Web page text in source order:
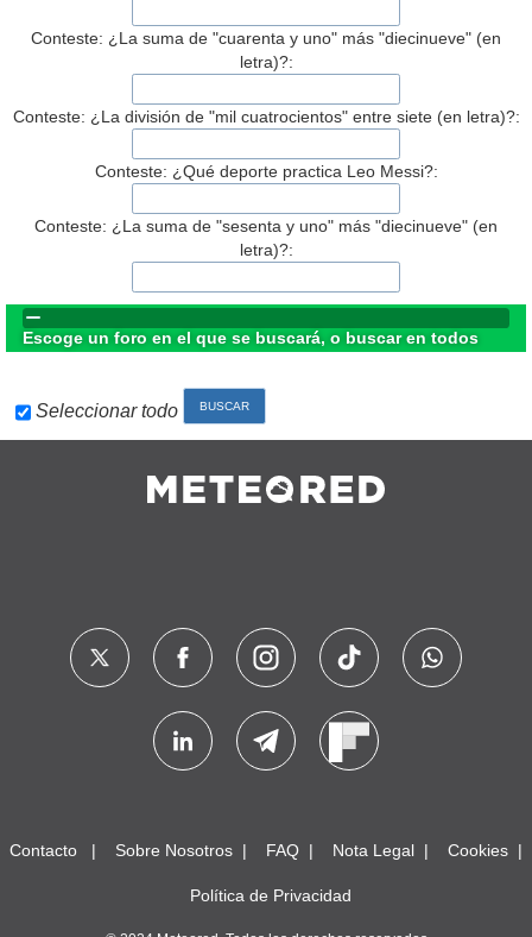
Conteste: ¿La suma de "cuarenta y uno" más "diecinueve" (en
letra)?:
Conteste: ¿La división de "mil cuatrocientos" entre siete (en letra)?:
Conteste: ¿Qué deporte practica Leo Messi?:
Conteste: ¿La suma de "sesenta y uno" más "diecinueve" (en
letra)?:
Escoge un foro en el que se buscará, o buscar en todos
Seleccionar todo
Contacto Sobre Nosotros FAQ Nota Legal Cookies
Política de Privacidad